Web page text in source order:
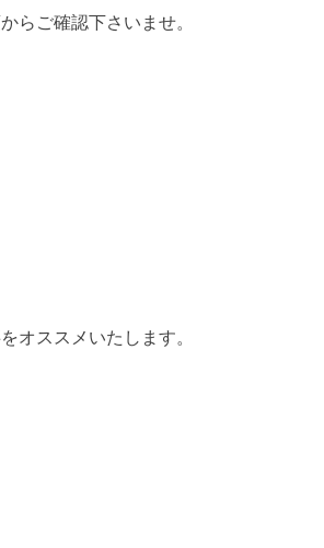
らご確認下さいませ。
オススメいたします。